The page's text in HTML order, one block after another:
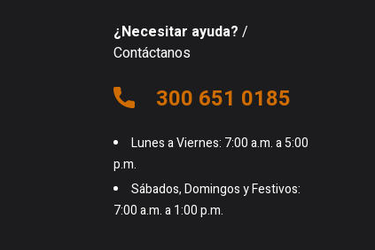
¿Necesitar ayuda? /
Contáctanos
300 651 0185
Lunes a Viernes: 7:00 a.m. a 5:00
p.m.
Sábados, Domingos y Festivos:
7:00 a.m. a 1:00 p.m.